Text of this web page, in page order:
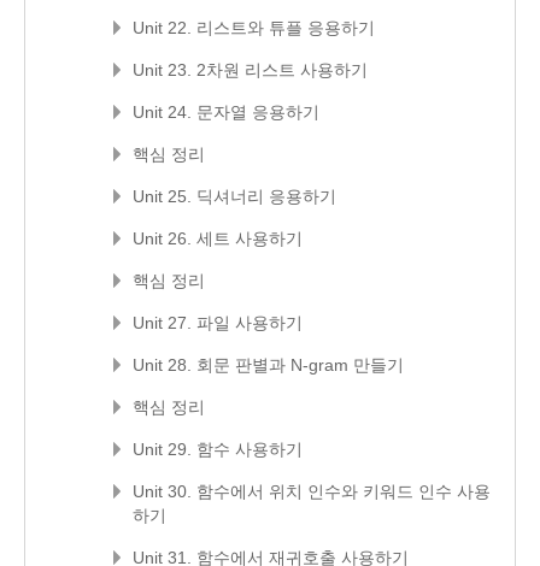
Unit 22. 리스트와 튜플 응용하기
Unit 23. 2차원 리스트 사용하기
Unit 24. 문자열 응용하기
핵심 정리
Unit 25. 딕셔너리 응용하기
Unit 26. 세트 사용하기
핵심 정리
Unit 27. 파일 사용하기
Unit 28. 회문 판별과 N-gram 만들기
핵심 정리
Unit 29. 함수 사용하기
Unit 30. 함수에서 위치 인수와 키워드 인수 사용
하기
Unit 31. 함수에서 재귀호출 사용하기